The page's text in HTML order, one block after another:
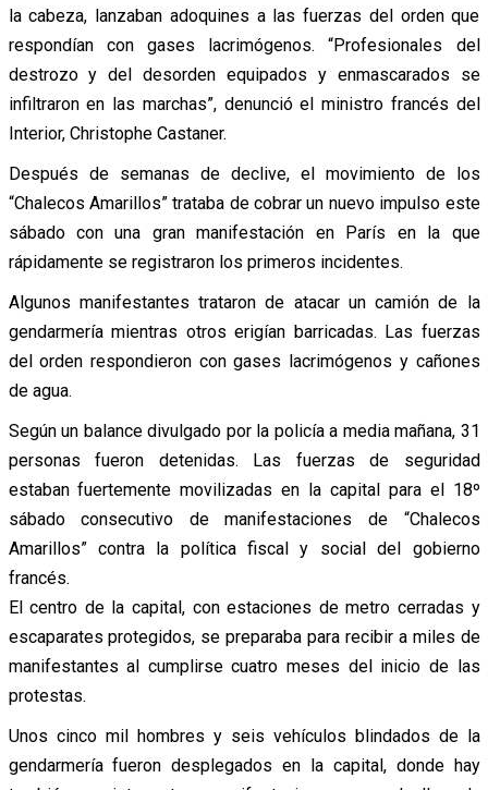
la cabeza, lanzaban adoquines a las fuerzas del orden que
respondían con gases lacrimógenos. “Profesionales del
destrozo y del desorden equipados y enmascarados se
infiltraron en las marchas”, denunció el ministro francés del
Interior, Christophe Castaner.
Después de semanas de declive, el movimiento de los
“Chalecos Amarillos” trataba de cobrar un nuevo impulso este
sábado con una gran manifestación en París en la que
rápidamente se registraron los primeros incidentes.
Algunos manifestantes trataron de atacar un camión de la
gendarmería mientras otros erigían barricadas. Las fuerzas
del orden respondieron con gases lacrimógenos y cañones
de agua.
Según un balance divulgado por la policía a media mañana, 31
personas fueron detenidas. Las fuerzas de seguridad
estaban fuertemente movilizadas en la capital para el 18º
sábado consecutivo de manifestaciones de “Chalecos
Amarillos” contra la política fiscal y social del gobierno
francés.
El centro de la capital, con estaciones de metro cerradas y
escaparates protegidos, se preparaba para recibir a miles de
manifestantes al cumplirse cuatro meses del inicio de las
protestas.
Unos cinco mil hombres y seis vehículos blindados de la
gendarmería fueron desplegados en la capital, donde hay